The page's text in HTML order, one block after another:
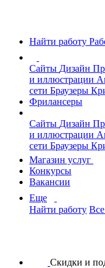
Найти работу
Сайты Дизайн
и иллюстрации
сети Браузеры
Фрилансеры
Сайты Дизайн
и иллюстрации
сети Браузеры
Магазин услуг
Конкурсы
Вакансии
Еще
Найти работу
Скидки и